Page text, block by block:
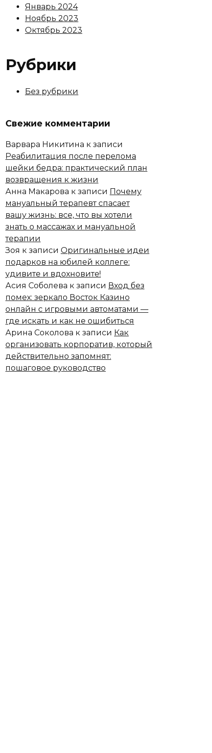
Январь 2024
Ноябрь 2023
Октябрь 2023
Рубрики
Без рубрики
Свежие комментарии
Варвара Никитина к записи
Реабилитация после перелома
шейки бедра: практический план
возвращения к жизни
Анна Макарова к записи Почему
мануальный терапевт спасает
вашу жизнь: все, что вы хотели
знать о массажах и мануальной
терапии
Зоя к записи Оригинальные идеи
подарков на юбилей коллеге:
удивите и вдохновите!
Асия Соболева к записи Вход без
помех: зеркало Восток Казино
онлайн с игровыми автоматами —
где искать и как не ошибиться
Арина Соколова к записи Как
организовать корпоратив, который
действительно запомнят:
пошаговое руководство